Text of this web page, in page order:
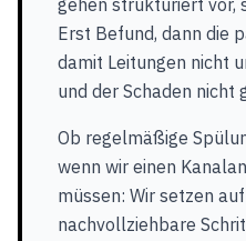
gehen strukturiert vor,
Erst Befund, dann die
damit Leitungen nicht
und der Schaden nicht
Ob regelmäßige
wenn wir einen
müssen: Wir setzen
nachvollziehbare